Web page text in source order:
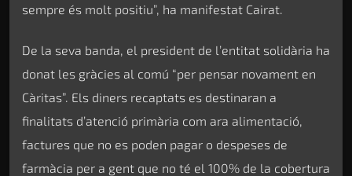
sempre és molt positiu”, ha manifestat Cairat.
De la seva banda, el president de l’entitat solidària ha
donat les gràcies al comú “per pensar novament en
Càritas”. Els diners recaptats es destinaran a
finalitats d’atenció primària com ara alimentació,
factures que no es poden pagar o despeses de
farmàcia per a gent que no té el 100% de la cobertura